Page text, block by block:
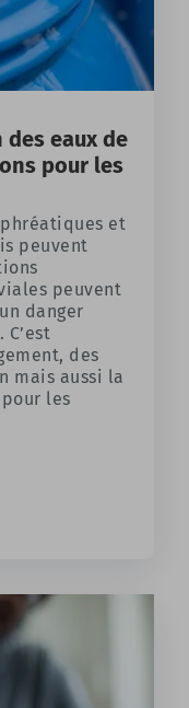
eaux de
pour les
et
peuvent
peuvent
danger
des
mais aussi la
les